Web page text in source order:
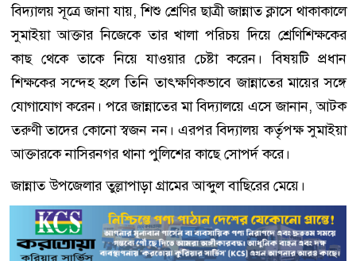
বিদ্যালয় সূত্রে জানা যায়, শিশু শ্রেণির ছাত্রী জান্নাত ক্লাসে থাকাকালে
সুমাইয়া আক্তার নিজেকে তার খালা পরিচয় দিয়ে শ্রেণিশিক্ষকের
কাছ থেকে তাকে নিয়ে যাওয়ার চেষ্টা করেন। বিষয়টি প্রধান
শিক্ষকের সন্দেহ হলে তিনি তাৎক্ষণিকভাবে জান্নাতের মায়ের সঙ্গে
যোগাযোগ করেন। পরে জান্নাতের মা বিদ্যালয়ে এসে জানান, আটক
তরুণী তাদের কোনো স্বজন নন। এরপর বিদ্যালয় কর্তৃপক্ষ সুমাইয়া
আক্তারকে নাসিরনগর থানা পুলিশের কাছে সোপর্দ করে।
জান্নাত উপজেলার তুল্লাপাড়া গ্রামের আব্দুল বাছিরের মেয়ে।